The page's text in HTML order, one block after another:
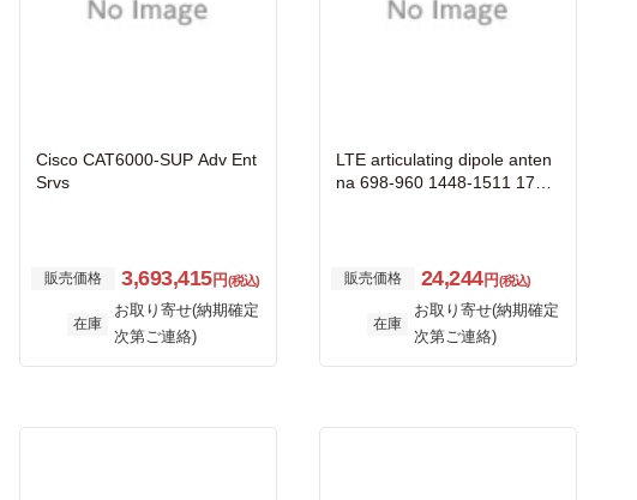
Cisco CAT6000-SUP Adv Ent
Srvs
販売価格 3,693,415円(税込)
在庫
お取り寄せ(納期確定
次第ご連絡)
LTE articulating dipole anten
na 698-960 1448-1511 1710-
販売価格 24,244円(税込)
在庫
お取り寄せ(納期確定
次第ご連絡)